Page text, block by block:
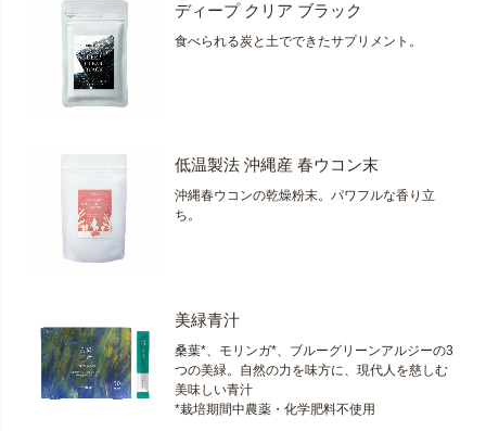
ディープ クリア ブラック
食べられる炭と土でできたサプリメント。
低温製法 沖縄産 春ウコン末
沖縄春ウコンの乾燥粉末。パワフルな香り立
ち。
美緑青汁
桑葉*、モリンガ*、ブルーグリーンアルジーの3
つの美緑。自然の力を味方に、現代人を慈しむ
美味しい青汁
*栽培期間中農薬・化学肥料不使用